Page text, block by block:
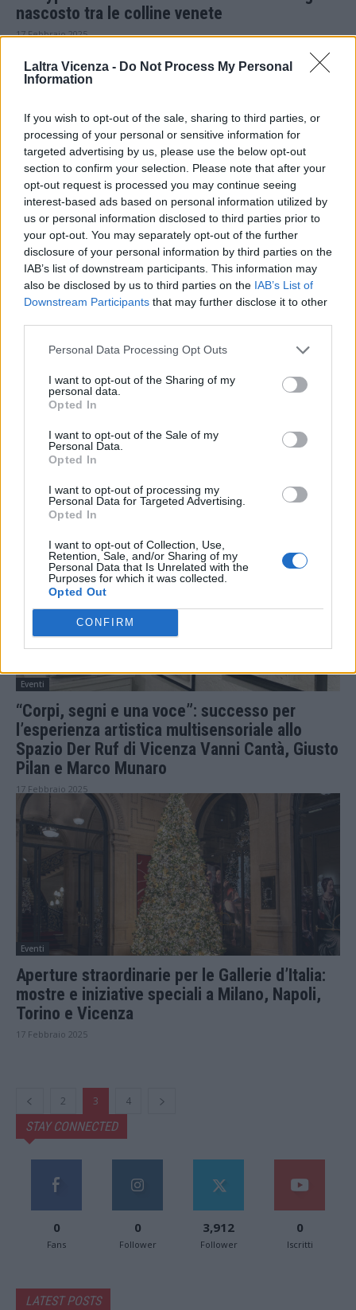
Laltra Vicenza - Do Not Process My Personal
Information
If you wish to opt-out of the sale, sharing to third parties, or
processing of your personal or sensitive information for
targeted advertising by us, please use the below opt-out
section to confirm your selection. Please note that after your
opt-out request is processed you may continue seeing
interest-based ads based on personal information utilized by
us or personal information disclosed to third parties prior to
your opt-out. You may separately opt-out of the further
disclosure of your personal information by third parties on the
IAB’s list of downstream participants. This information may
also be disclosed by us to third parties on the IAB’s List of
Downstream Participants that may further disclose it to other
Personal Data Processing Opt Outs
I want to opt-out of the Sharing of my
personal data.
Opted In
I want to opt-out of the Sale of my
Personal Data.
Opted In
I want to opt-out of processing my
Personal Data for Targeted Advertising.
Opted In
I want to opt-out of Collection, Use,
Retention, Sale, and/or Sharing of my
Personal Data that Is Unrelated with the
Purposes for which it was collected.
Opted Out
CONFIRM
nascosto tra le colline venete
17 Febbraio 2025
Arti
Donna Vicenza. L’enigma di una icona
devozionale. Considerazioni sul “Ritratto di
Vincenza Pasini” dopo le indagini
diagnostiche
17 Febbraio 2025
Cultura
Tre capolavori a Vicenza, eventi attorno al
tema del tempo
17 Febbraio 2025
Eventi
“Corpi, segni e una voce”: successo per
l’esperienza artistica multisensoriale allo
Spazio Der Ruf di Vicenza Vanni Cantà, Giusto
Pilan e Marco Munaro
17 Febbraio 2025
Eventi
Aperture straordinarie per le Gallerie d’Italia:
mostre e iniziative speciali a Milano, Napoli,
Torino e Vicenza
17 Febbraio 2025
2 3 4
STAY CONNECTED
0
Fans
0
Follower
3,912
Follower
0
Iscritti
LATEST POSTS